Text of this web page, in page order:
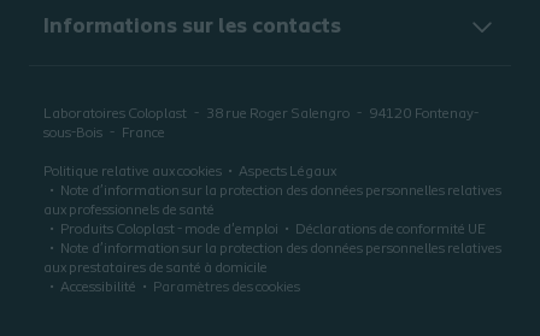
Informations sur les contacts
Laboratoires Coloplast 38 rue Roger Salengro 94120 Fontenay-
sous-Bois
France
Politique relative aux cookies
Aspects Légaux
Note d’information sur la protection des données personnelles relatives
aux professionnels de santé
Produits Coloplast - mode d'emploi
Déclarations de conformité UE
Note d’information sur la protection des données personnelles relatives
aux prestataires de santé à domicile
Accessibilité
Paramètres des cookies